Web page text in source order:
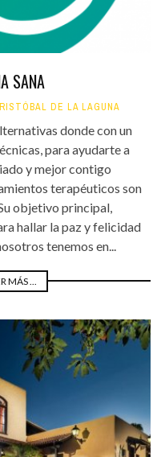
SANA
DE LA LAGUNA
donde con un
para ayudarte a
y mejor contigo
terapéuticos son
objetivo principal,
hallar la paz y felicidad
tenemos en...
MÁS ...